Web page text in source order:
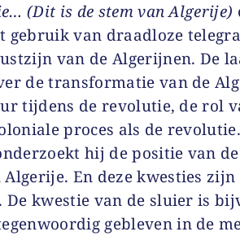
(Dit is de stem van Algerije)
gebruik van draadloze
van de Algerijnen. De
de transformatie van de
tijdens de revolutie, de rol
proces als de
hij de positie van
En deze kwesties zijn
De kwestie van de sluier is
gebleven in de